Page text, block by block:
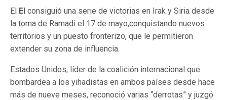
El EI consiguió una serie de victorias en Irak y Siria desde
la toma de Ramadi el 17 de mayo,conquistando nuevos
territorios y un puesto fronterizo, que le permitieron
extender su zona de influencia.
Estados Unidos, líder de la coalición internacional que
bombardea a los yihadistas en ambos países desde hace
más de nueve meses, reconoció varias “derrotas” y juzgó